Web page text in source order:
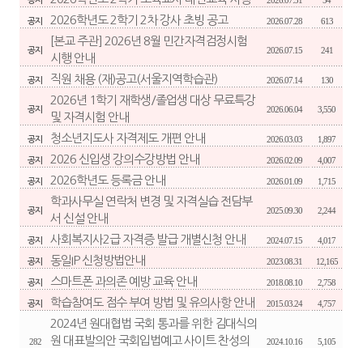
공지 2026학년도 2학기 2차 강사 초빙 공고 2026.07.28 613
공지
[본교 주관] 2026년 8월 민간자격검정시험
시행 안내
2026.07.15 241
공지 직원 채용 (재)공고(서울지역학습관) 2026.07.14 130
공지
2026년 1학기 재학생/졸업생 대상 무료특강
및 자격시험 안내
2026.06.04 3,550
공지 청소년지도사 자격제도 개편 안내 2026.03.03 1,897
공지 2026 신입생 강의수강방법 안내 2026.02.09 4,007
공지 2026학년도 등록금 안내 2026.01.09 1,715
공지
학과사무실 연락처 변경 및 자격실습 전담부
서 신설 안내
2025.09.30 2,244
공지 사회복지사2급 자격증 발급 개별신청 안내 2024.07.15 4,017
공지 동일IP 신청방법안내 2023.08.31 12,165
공지 스마트폰 과의존 예방 교육 안내 2018.08.10 2,758
공지 학습참여도 점수 부여 방법 및 유의사항 안내 2015.03.24 4,757
282
2024년 원대협법 국회 통과를 위한 김대식의
원 대표발의안 국회입법예고 사이트 찬성의
2024.10.16 5,105